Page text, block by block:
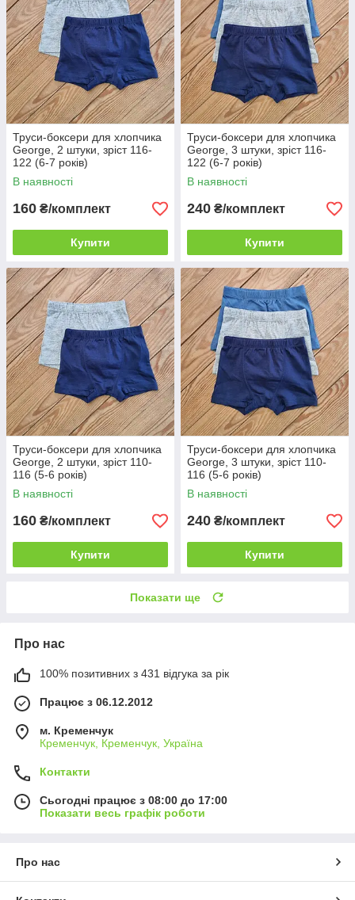
Труси-боксери для хлопчика
George, 2 штуки, зріст 116-
122 (6-7 років)
В наявності
160 ₴/комплект
Купити
Труси-боксери для хлопчика
George, 3 штуки, зріст 116-
122 (6-7 років)
В наявності
240 ₴/комплект
Купити
Труси-боксери для хлопчика
George, 2 штуки, зріст 110-
116 (5-6 років)
В наявності
160 ₴/комплект
Купити
Труси-боксери для хлопчика
George, 3 штуки, зріст 110-
116 (5-6 років)
В наявності
240 ₴/комплект
Купити
Показати ще
Про нас
100% позитивних з 431 відгука за рік
Працює з 06.12.2012
м. Кременчук
Кременчук, Кременчук, Україна
Контакти
Сьогодні працює з 08:00 до 17:00
Показати весь графік роботи
Про нас